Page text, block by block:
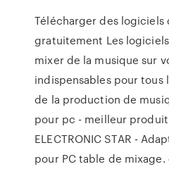
Télécharger des logiciels
gratuitement Les
mixer de la musique sur
indispensables pour tous
de la production de
pour pc - meilleur produit
ELECTRONIC STAR -
pour PC table de